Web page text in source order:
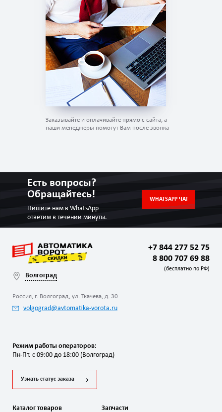
Заказывайте и оплачивайте прямо с сайта, а
наши менеджеры помогут Вам после звонка
Есть вопросы?
Обращайтесь!
Пишите нам в WhatsApp
ответим в течении минуты.
WHATSAPP ЧАТ
Волгоград
Россия, г. Волгоград, ул. Ткачева, д. 30
volgograd@avtomatika-vorota.ru
+7 844 277 52 75
8 800 707 69 88
(бесплатно по РФ)
Режим работы операторов:
Пн-Пт. с 09:00 до 18:00 (Волгоград)
Узнать статус заказа
Каталог товаров Запчасти